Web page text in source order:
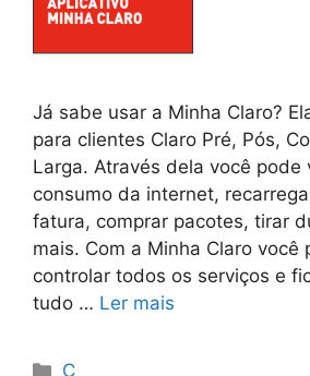
Já sabe usar a Minha Claro?
para clientes Claro Pré, Pós,
Larga. Através dela você pode
consumo da internet,
fatura, comprar pacotes, tirar
mais. Com a Minha Claro você
controlar todos os serviços e
tudo … Ler mais
Categorias
C